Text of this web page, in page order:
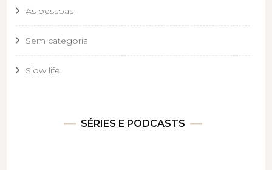
As pessoas
Sem categoria
Slow life
SÉRIES E PODCASTS